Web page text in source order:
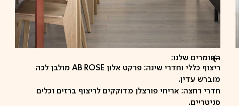
החומרים שלנו:
ריצוף כללי וחדרי שינה: פרקט אלון AB ROSE מולבן לכה
מוברש עדין.
חדרי רחצה: אריחי פורצלן מדוקקים לריצוף ברזים וכלים
סניטריים.